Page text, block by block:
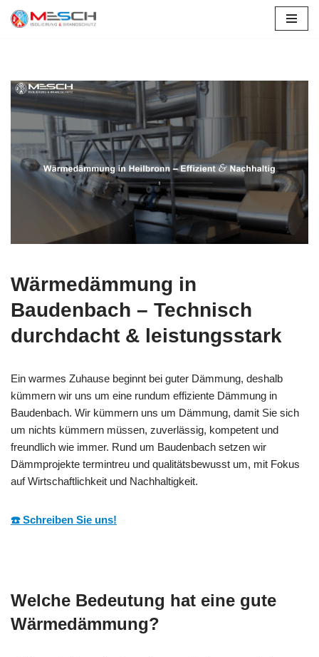
Wärmedämmung in
Baudenbach – Technisch
durchdacht & leistungsstark
Ein warmes Zuhause beginnt bei guter Dämmung, deshalb
kümmern wir uns um eine rundum effiziente Dämmung in
Baudenbach. Wir kümmern uns um Dämmung, damit Sie sich
um nichts kümmern müssen, zuverlässig, kompetent und
freundlich wie immer. Rund um Baudenbach setzen wir
Dämmprojekte termintreu und qualitätsbewusst um, mit Fokus
auf Wirtschaftlichkeit und Nachhaltigkeit.
☎️ Schreiben Sie uns!
Welche Bedeutung hat eine gute
Wärmedämmung?